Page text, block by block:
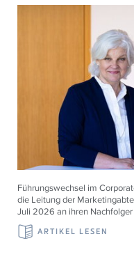
Führungswechsel im
die Leitung der
Juli 2026 an ihren
ARTIKEL LESEN